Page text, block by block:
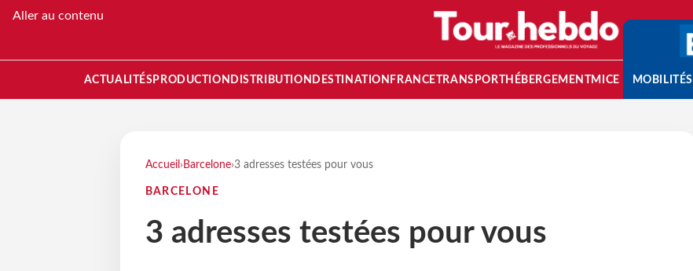
Aller au contenu
ACTUALITÉS PRODUCTION DISTRIBUTION DESTINATION FRANCETRANSPORT HÉBERGEMENTMICE MOBILITÉS
Accueil › Barcelone›3 adresses testées pour vous
BARCELONE
3 adresses testées pour vous